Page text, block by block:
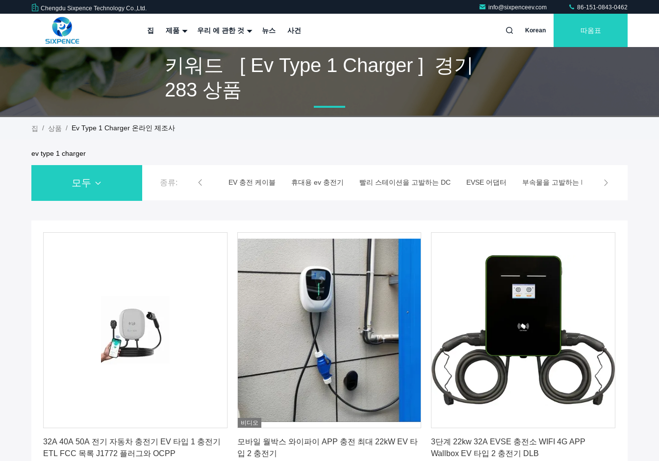
Chengdu Sixpence Technology Co.,Ltd. info@sixpenceev.com 86-151-0843-0462
집 제품 우리 에 관한 것 뉴스 사건 Korean 따옴표
키워드 [ Ev Type 1 Charger ] 경기
283 상품
집 / 상품 / Ev Type 1 Charger 온라인 제조사
ev type 1 charger
모두 종류:
집의 ev 충전소 파일을 고발하는 EV EV 충전 케이블 휴대용 ev 충전기 빨리 스테이션을 고발하는 DC EVSE 어댑터 부속물을 고발하는 EV 종류 1 ev 충전기
32A 40A 50A 전기 자동차 충전기 EV 타입 1 충전기
ETL FCC 목록 J1772 플러그와 OCPP
비디오
모바일 월박스 와이파이 APP 충전 최대 22kW EV 타
입 2 충전기
3단계 22kw 32A EVSE 충전소 WIFI 4G APP
Wallbox EV 타입 2 충전기 DLB